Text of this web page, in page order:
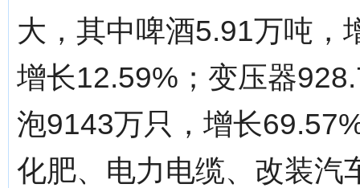
大，其中啤酒5.91万吨，
增长12.59%；变压器
泡9143万只，增长
化肥、电力电缆、改装汽